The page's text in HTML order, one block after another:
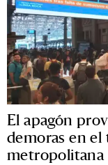
El apagón
demoras en
metropolitana